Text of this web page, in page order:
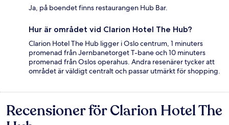
Ja, på boendet finns restaurangen Hub Bar.
Hur är området vid Clarion Hotel The Hub?
Clarion Hotel The Hub ligger i Oslo centrum, 1 minuters
promenad från Jernbanetorget T-bane och 10 minuters
promenad från Oslos operahus. Andra resenärer tycker att
området är väldigt centralt och passar utmärkt för shopping.
Recensioner
Recensioner för Clarion Hotel The